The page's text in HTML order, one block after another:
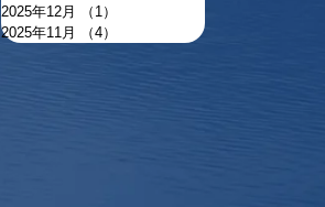
2025年12月
（1）
2025年11月
（4）